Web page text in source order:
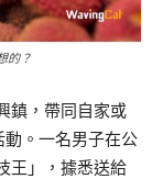
的？
鎮，帶同自家或
。一名男子在公
王」，據悉送給